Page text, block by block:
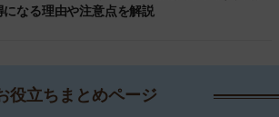
になる理由や注意点を解説
役立ちまとめページ